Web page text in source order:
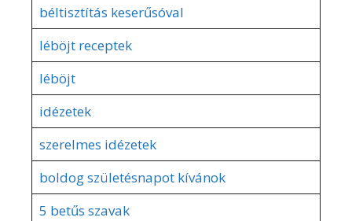
béltisztítás keserűsóval
léböjt receptek
léböjt
idézetek
szerelmes idézetek
boldog születésnapot kívánok
5 betűs szavak